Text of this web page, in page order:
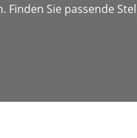
Finden Sie passende